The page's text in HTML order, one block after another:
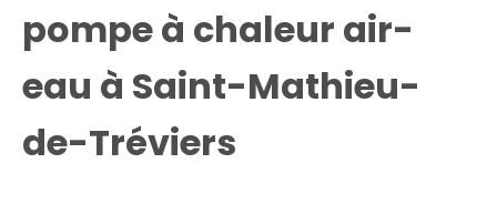
pompe à chaleur air-
eau à Saint-Mathieu-
de-Tréviers